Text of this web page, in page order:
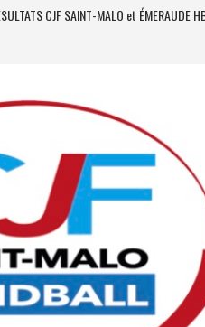
CJF SAINT-MALO et ÉMERAUDE